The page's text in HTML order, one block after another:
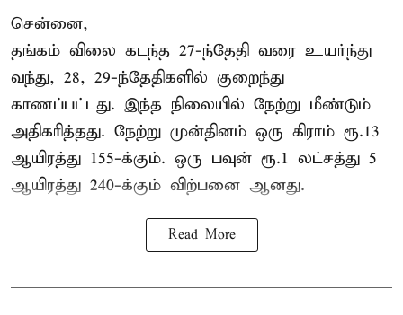
சென்னை,
தங்கம் விலை கடந்த 27-ந்தேதி வரை உயர்ந்து
வந்து, 28, 29-ந்தேதிகளில் குறைந்து
காணப்பட்டது. இந்த நிலையில் நேற்று மீண்டும்
அதிகரித்தது. நேற்று முன்தினம் ஒரு கிராம் ரூ.13
ஆயிரத்து 155-க்கும். ஒரு பவுன் ரூ.1 லட்சத்து 5
ஆயிரத்து 240-க்கும் விற்பனை ஆனது.
Read More